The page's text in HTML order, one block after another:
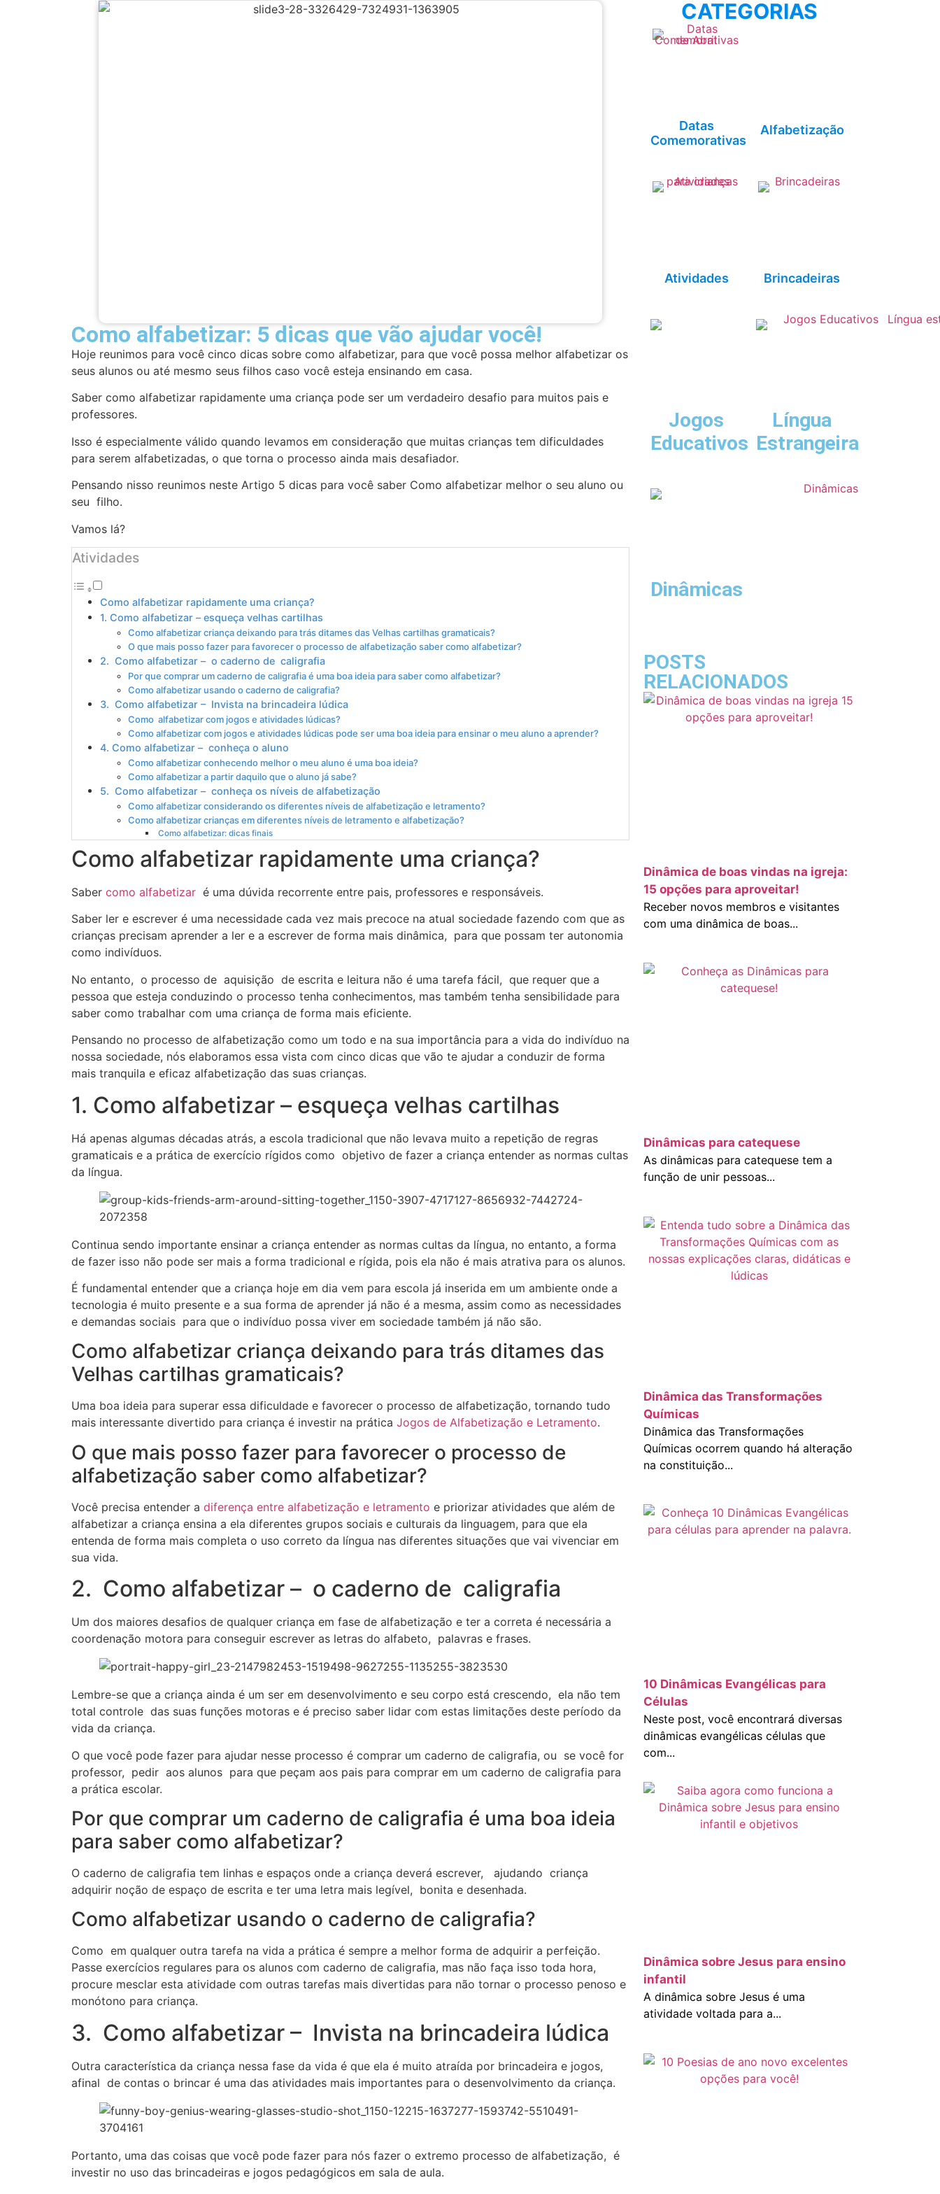
Como alfabetizar: 5 dicas que vão ajudar você!
Hoje reunimos para você cinco dicas sobre como alfabetizar, para que você possa melhor alfabetizar os
seus alunos ou até mesmo seus filhos caso você esteja ensinando em casa.
Saber como alfabetizar rapidamente uma criança pode ser um verdadeiro desafio para muitos pais e
professores.
Isso é especialmente válido quando levamos em consideração que muitas crianças tem dificuldades
para serem alfabetizadas, o que torna o processo ainda mais desafiador.
Pensando nisso reunimos neste Artigo 5 dicas para você saber Como alfabetizar melhor o seu aluno ou
seu filho.
Vamos lá?
Atividades
Como alfabetizar rapidamente uma criança?
1. Como alfabetizar – esqueça velhas cartilhas
Como alfabetizar criança deixando para trás ditames das Velhas cartilhas gramaticais?
O que mais posso fazer para favorecer o processo de alfabetização saber como alfabetizar?
2. Como alfabetizar – o caderno de caligrafia
Por que comprar um caderno de caligrafia é uma boa ideia para saber como alfabetizar?
Como alfabetizar usando o caderno de caligrafia?
3. Como alfabetizar – Invista na brincadeira lúdica
Como alfabetizar com jogos e atividades lúdicas?
Como alfabetizar com jogos e atividades lúdicas pode ser uma boa ideia para ensinar o meu aluno a aprender?
4. Como alfabetizar – conheça o aluno
Como alfabetizar conhecendo melhor o meu aluno é uma boa ideia?
Como alfabetizar a partir daquilo que o aluno já sabe?
5. Como alfabetizar – conheça os níveis de alfabetização
Como alfabetizar considerando os diferentes níveis de alfabetização e letramento?
Como alfabetizar crianças em diferentes níveis de letramento e alfabetização?
Como alfabetizar: dicas finais
Como alfabetizar rapidamente uma criança?
Saber como alfabetizar é uma dúvida recorrente entre pais, professores e responsáveis.
Saber ler e escrever é uma necessidade cada vez mais precoce na atual sociedade fazendo com que as
crianças precisam aprender a ler e a escrever de forma mais dinâmica, para que possam ter autonomia
como indivíduos.
No entanto, o processo de aquisição de escrita e leitura não é uma tarefa fácil, que requer que a
pessoa que esteja conduzindo o processo tenha conhecimentos, mas também tenha sensibilidade para
saber como trabalhar com uma criança de forma mais eficiente.
Pensando no processo de alfabetização como um todo e na sua importância para a vida do indivíduo na
nossa sociedade, nós elaboramos essa vista com cinco dicas que vão te ajudar a conduzir de forma
mais tranquila e eficaz alfabetização das suas crianças.
1. Como alfabetizar – esqueça velhas cartilhas
Há apenas algumas décadas atrás, a escola tradicional que não levava muito a repetição de regras
gramaticais e a prática de exercício rígidos como objetivo de fazer a criança entender as normas cultas
da língua.
Continua sendo importante ensinar a criança entender as normas cultas da língua, no entanto, a forma
de fazer isso não pode ser mais a forma tradicional e rígida, pois ela não é mais atrativa para os alunos.
É fundamental entender que a criança hoje em dia vem para escola já inserida em um ambiente onde a
tecnologia é muito presente e a sua forma de aprender já não é a mesma, assim como as necessidades
e demandas sociais para que o indivíduo possa viver em sociedade também já não são.
Como alfabetizar criança deixando para trás ditames das
Velhas cartilhas gramaticais?
Uma boa ideia para superar essa dificuldade e favorecer o processo de alfabetização, tornando tudo
mais interessante divertido para criança é investir na prática Jogos de Alfabetização e Letramento.
O que mais posso fazer para favorecer o processo de
alfabetização saber como alfabetizar?
Você precisa entender a diferença entre alfabetização e letramento e priorizar atividades que além de
alfabetizar a criança ensina a ela diferentes grupos sociais e culturais da linguagem, para que ela
entenda de forma mais completa o uso correto da língua nas diferentes situações que vai vivenciar em
sua vida.
2. Como alfabetizar – o caderno de caligrafia
Um dos maiores desafios de qualquer criança em fase de alfabetização e ter a correta é necessária a
coordenação motora para conseguir escrever as letras do alfabeto, palavras e frases.
Lembre-se que a criança ainda é um ser em desenvolvimento e seu corpo está crescendo, ela não tem
total controle das suas funções motoras e é preciso saber lidar com estas limitações deste período da
vida da criança.
O que você pode fazer para ajudar nesse processo é comprar um caderno de caligrafia, ou se você for
professor, pedir aos alunos para que peçam aos pais para comprar em um caderno de caligrafia para
a prática escolar.
Por que comprar um caderno de caligrafia é uma boa ideia
para saber como alfabetizar?
O caderno de caligrafia tem linhas e espaços onde a criança deverá escrever, ajudando criança
adquirir noção de espaço de escrita e ter uma letra mais legível, bonita e desenhada.
Como alfabetizar usando o caderno de caligrafia?
Como em qualquer outra tarefa na vida a prática é sempre a melhor forma de adquirir a perfeição.
Passe exercícios regulares para os alunos com caderno de caligrafia, mas não faça isso toda hora,
procure mesclar esta atividade com outras tarefas mais divertidas para não tornar o processo penoso e
monótono para criança.
3. Como alfabetizar – Invista na brincadeira lúdica
Outra característica da criança nessa fase da vida é que ela é muito atraída por brincadeira e jogos,
afinal de contas o brincar é uma das atividades mais importantes para o desenvolvimento da criança.
Portanto, uma das coisas que você pode fazer para nós fazer o extremo processo de alfabetização, é
investir no uso das brincadeiras e jogos pedagógicos em sala de aula.
CATEGORIAS
Datas
Comemorativas
Alfabetização
Atividades Brincadeiras
Jogos
Educativos
Língua
Estrangeira
Dinâmicas
POSTS
RELACIONADOS
Dinâmica de boas vindas na igreja:
15 opções para aproveitar!
Receber novos membros e visitantes
com uma dinâmica de boas...
Dinâmicas para catequese
As dinâmicas para catequese tem a
função de unir pessoas...
Dinâmica das Transformações
Químicas
Dinâmica das Transformações
Químicas ocorrem quando há alteração
na constituição...
10 Dinâmicas Evangélicas para
Células
Neste post, você encontrará diversas
dinâmicas evangélicas células que
com...
Dinâmica sobre Jesus para ensino
infantil
A dinâmica sobre Jesus é uma
atividade voltada para a...